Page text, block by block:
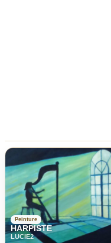
Peinture
HARPISTE
LUCIE2